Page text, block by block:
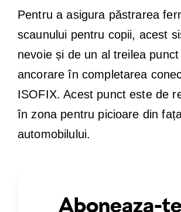
Pentru a asigura păstrarea
scaunului pentru copii, acest
nevoie și de un al treilea punct
ancorare în completarea
ISOFIX. Acest punct este de
în zona pentru picioare din
automobilului.
Aboneaza-